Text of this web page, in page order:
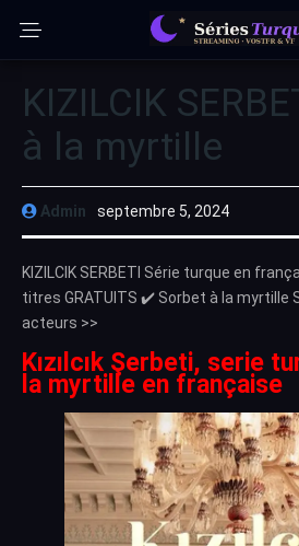
KIZILCIK
à la myrtille
Admin septembre 5, 2024
KIZILCIK SERBETI Série turque en
titres GRATUITS ✔️ Sorbet à la myrtille
acteurs >>
Kızılcık Şerbeti, serie
la myrtille en française